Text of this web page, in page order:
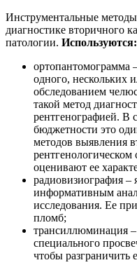
Инструментальные
диагностике вторичного
патологии. Используются:
ортопантомограмма
одного, нескольких
обследованием
такой метод
рентгенографией. В
бюджетности это
методов выявления
оценивают ее
радиовизиография –
информативным
исследования. Ее
пломб;
трансиллюминация –
специального
чтобы разграничить